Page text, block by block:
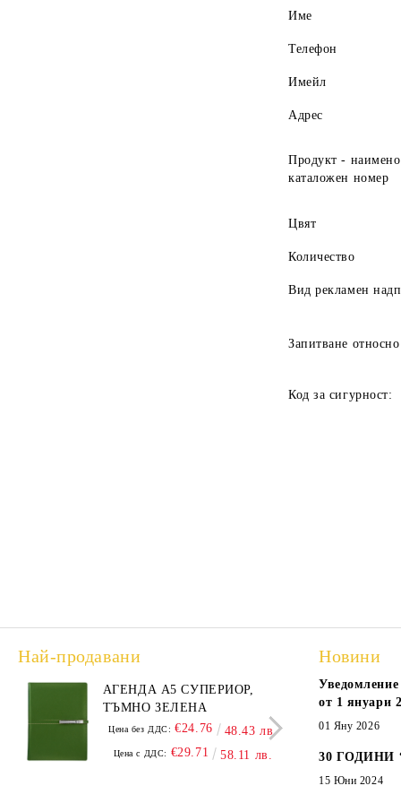
Име
Телефон
Имейл
Адрес
Продукт -
каталожен номер
Цвят
Количество
Вид рекламен
Запитване относно
Код за сигурност:
Най-продавани
АГЕНДА А5 СУПЕРИОР,
ТЪМНО ЗЕЛЕНА
Цена без ДДС: €24.76 48.43 лв.
Цена с ДДС: €29.71 58.11 лв.
А5,
Цена
Новини
Уведомление
от 1 януари
01 Яну 2026
30 ГОДИНИ
15 Юни 2024